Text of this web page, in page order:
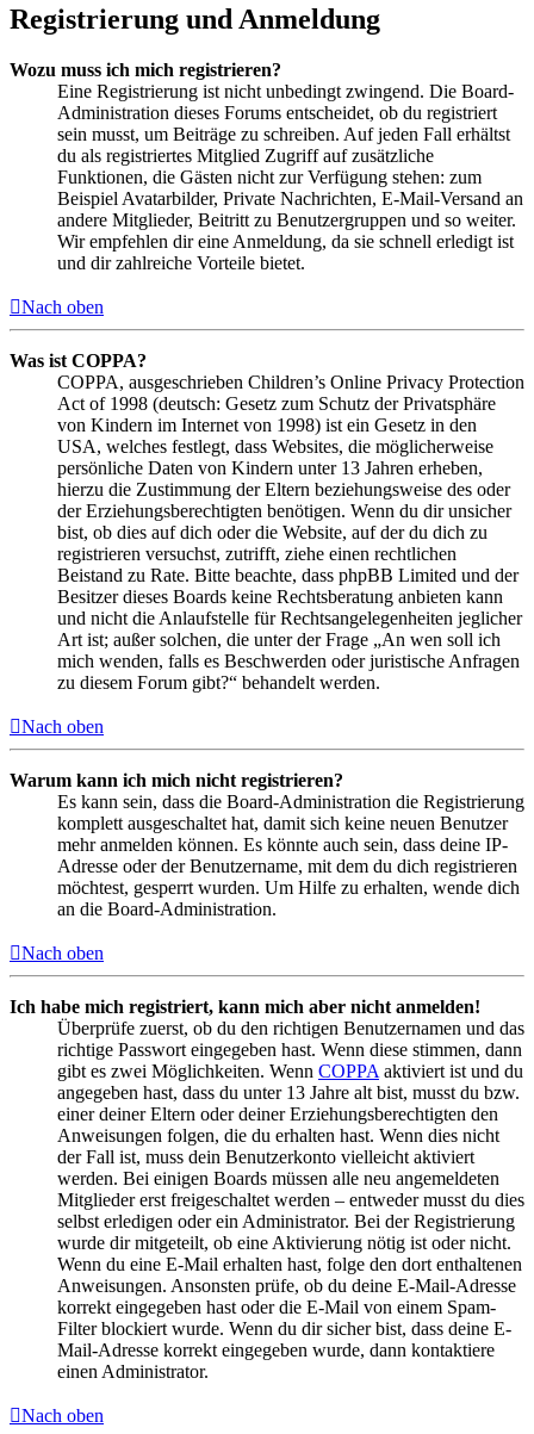
Registrierung und Anmeldung
Wozu muss ich mich registrieren?
Eine Registrierung ist nicht unbedingt zwingend. Die Board-
Administration dieses Forums entscheidet, ob du registriert
sein musst, um Beiträge zu schreiben. Auf jeden Fall erhältst
du als registriertes Mitglied Zugriff auf zusätzliche
Funktionen, die Gästen nicht zur Verfügung stehen: zum
Beispiel Avatarbilder, Private Nachrichten, E-Mail-Versand an
andere Mitglieder, Beitritt zu Benutzergruppen und so weiter.
Wir empfehlen dir eine Anmeldung, da sie schnell erledigt ist
und dir zahlreiche Vorteile bietet.
Nach oben
Was ist COPPA?
COPPA, ausgeschrieben Children’s Online Privacy Protection
Act of 1998 (deutsch: Gesetz zum Schutz der Privatsphäre
von Kindern im Internet von 1998) ist ein Gesetz in den
USA, welches festlegt, dass Websites, die möglicherweise
persönliche Daten von Kindern unter 13 Jahren erheben,
hierzu die Zustimmung der Eltern beziehungsweise des oder
der Erziehungsberechtigten benötigen. Wenn du dir unsicher
bist, ob dies auf dich oder die Website, auf der du dich zu
registrieren versuchst, zutrifft, ziehe einen rechtlichen
Beistand zu Rate. Bitte beachte, dass phpBB Limited und der
Besitzer dieses Boards keine Rechtsberatung anbieten kann
und nicht die Anlaufstelle für Rechtsangelegenheiten jeglicher
Art ist; außer solchen, die unter der Frage „An wen soll ich
mich wenden, falls es Beschwerden oder juristische Anfragen
zu diesem Forum gibt?“ behandelt werden.
Nach oben
Warum kann ich mich nicht registrieren?
Es kann sein, dass die Board-Administration die Registrierung
komplett ausgeschaltet hat, damit sich keine neuen Benutzer
mehr anmelden können. Es könnte auch sein, dass deine IP-
Adresse oder der Benutzername, mit dem du dich registrieren
möchtest, gesperrt wurden. Um Hilfe zu erhalten, wende dich
an die Board-Administration.
Nach oben
Ich habe mich registriert, kann mich aber nicht anmelden!
Überprüfe zuerst, ob du den richtigen Benutzernamen und das
richtige Passwort eingegeben hast. Wenn diese stimmen, dann
gibt es zwei Möglichkeiten. Wenn COPPA aktiviert ist und du
angegeben hast, dass du unter 13 Jahre alt bist, musst du bzw.
einer deiner Eltern oder deiner Erziehungsberechtigten den
Anweisungen folgen, die du erhalten hast. Wenn dies nicht
der Fall ist, muss dein Benutzerkonto vielleicht aktiviert
werden. Bei einigen Boards müssen alle neu angemeldeten
Mitglieder erst freigeschaltet werden – entweder musst du dies
selbst erledigen oder ein Administrator. Bei der Registrierung
wurde dir mitgeteilt, ob eine Aktivierung nötig ist oder nicht.
Wenn du eine E-Mail erhalten hast, folge den dort enthaltenen
Anweisungen. Ansonsten prüfe, ob du deine E-Mail-Adresse
korrekt eingegeben hast oder die E-Mail von einem Spam-
Filter blockiert wurde. Wenn du dir sicher bist, dass deine E-
Mail-Adresse korrekt eingegeben wurde, dann kontaktiere
einen Administrator.
Nach oben